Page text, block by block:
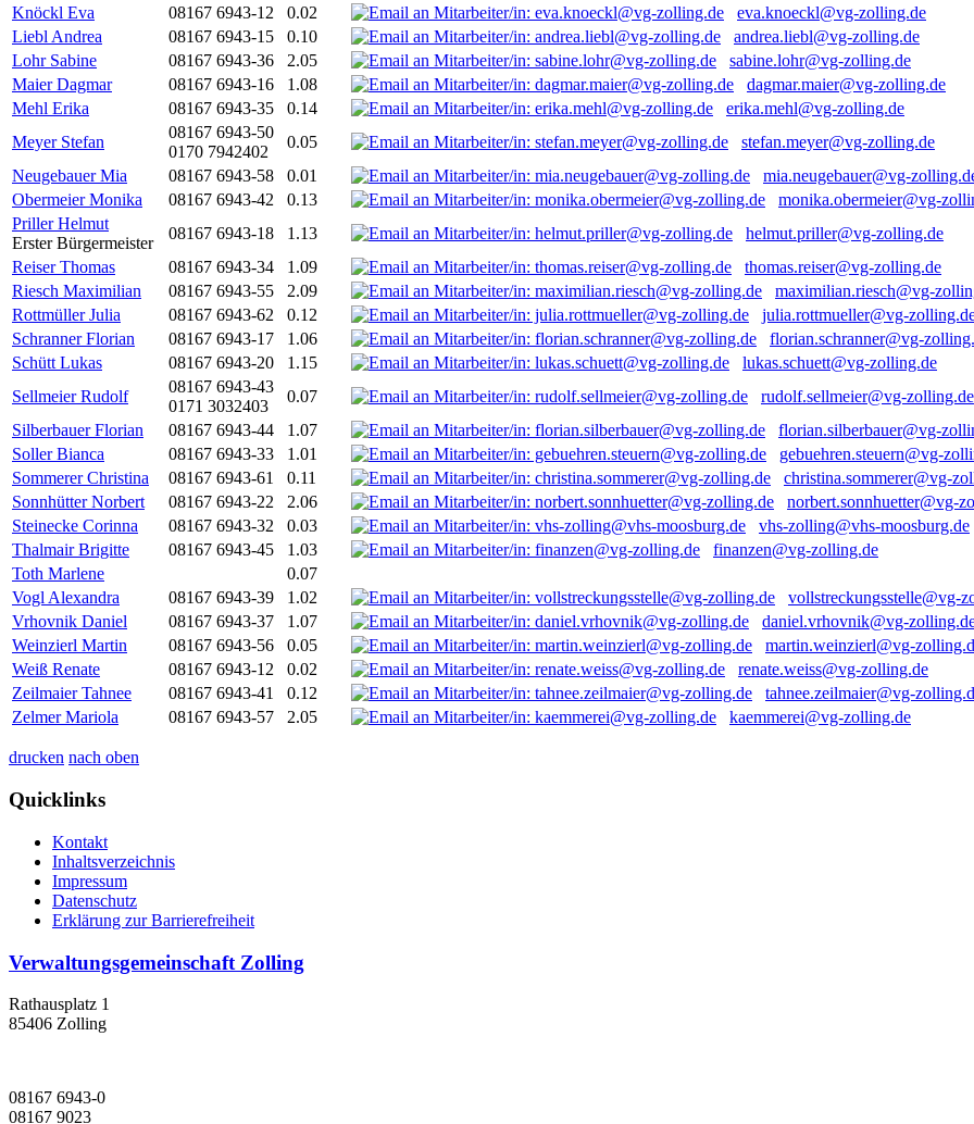
Knöckl Eva
08167 6943-12 0.02
eva.knoeckl@vg-zolling.de
Liebl Andrea
08167 6943-15 0.10
andrea.liebl@vg-zolling.de
Lohr Sabine
08167 6943-36 2.05
sabine.lohr@vg-zolling.de
Maier Dagmar
08167 6943-16 1.08
dagmar.maier@vg-zolling.de
Mehl Erika
08167 6943-35 0.14
erika.mehl@vg-zolling.de
Meyer Stefan
08167 6943-50
0170 7942402
0.05
stefan.meyer@vg-zolling.de
Neugebauer Mia
08167 6943-58 0.01
mia.neugebauer@vg-
Obermeier Monika
08167 6943-42 0.13
monika.obermeier@vg-
Priller Helmut
Erster Bürgermeister
08167 6943-18 1.13
helmut.priller@vg-zolling.de
Reiser Thomas
08167 6943-34 1.09
thomas.reiser@vg-zolling.de
Riesch Maximilian
08167 6943-55 2.09
maximilian.riesch@vg-
Rottmüller Julia
08167 6943-62 0.12
julia.rottmueller@vg-
Schranner Florian
08167 6943-17 1.06
florian.schranner@vg-
Schütt Lukas
08167 6943-20 1.15
lukas.schuett@vg-zolling.de
Sellmeier Rudolf
08167 6943-43
0171 3032403
0.07
rudolf.sellmeier@vg-zolling.de
Silberbauer Florian
08167 6943-44 1.07
florian.silberbauer@vg-
Soller Bianca
08167 6943-33 1.01
gebuehren.steuern@vg-
Sommerer Christina
08167 6943-61 0.11
christina.sommerer@vg-
Sonnhütter Norbert
08167 6943-22 2.06
norbert.sonnhuetter@vg-
Steinecke Corinna
08167 6943-32 0.03
vhs-zolling@vhs-moosburg.de
Thalmair Brigitte
08167 6943-45 1.03
finanzen@vg-zolling.de
Toth Marlene
0.07
Vogl Alexandra
08167 6943-39 1.02
vollstreckungsstelle@vg-
Vrhovnik Daniel
08167 6943-37 1.07
daniel.vrhovnik@vg-
Weinzierl Martin
08167 6943-56 0.05
martin.weinzierl@vg-
Weiß Renate
08167 6943-12 0.02
renate.weiss@vg-zolling.de
Zeilmaier Tahnee
08167 6943-41 0.12
tahnee.zeilmaier@vg-
Zelmer Mariola
08167 6943-57 2.05 kaemmerei@vg-zolling.de
drucken nach oben
Quicklinks
Kontakt
Inhaltsverzeichnis
Impressum
Datenschutz
Erklärung zur Barrierefreiheit
Verwaltungsgemeinschaft Zolling
Rathausplatz 1
85406 Zolling
08167 6943-0
08167 9023